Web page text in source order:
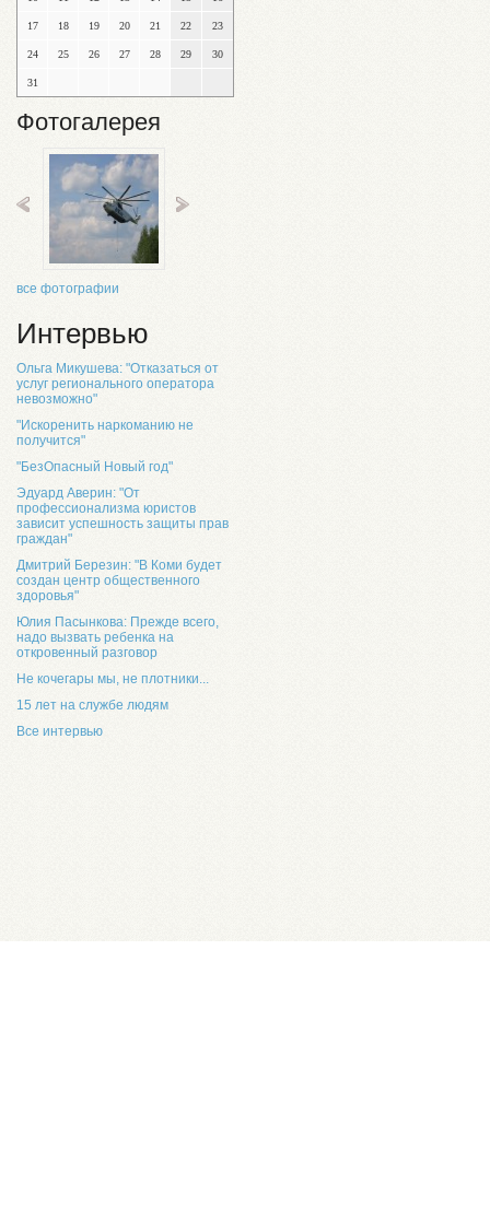
17 18 19 20 21 22 23
24 25 26 27 28 29 30
31
Фотогалерея
все фотографии
Интервью
Ольга Микушева: "Отказаться от
услуг регионального оператора
невозможно"
"Искоренить наркоманию не
получится"
"БезОпасный Новый год"
Эдуард Аверин: "От
профессионализма юристов
зависит успешность защиты прав
граждан"
Дмитрий Березин: "В Коми будет
создан центр общественного
здоровья"
Юлия Пасынкова: Прежде всего,
надо вызвать ребенка на
откровенный разговор
Не кочегары мы, не плотники...
15 лет на службе людям
Все интервью